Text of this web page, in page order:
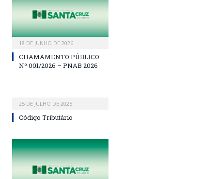
18 DE JUNHO DE 2026
CHAMAMENTO PÚBLICO
Nº 001/2026 – PNAB 2026
25 DE JULHO DE 2025
Código Tributário